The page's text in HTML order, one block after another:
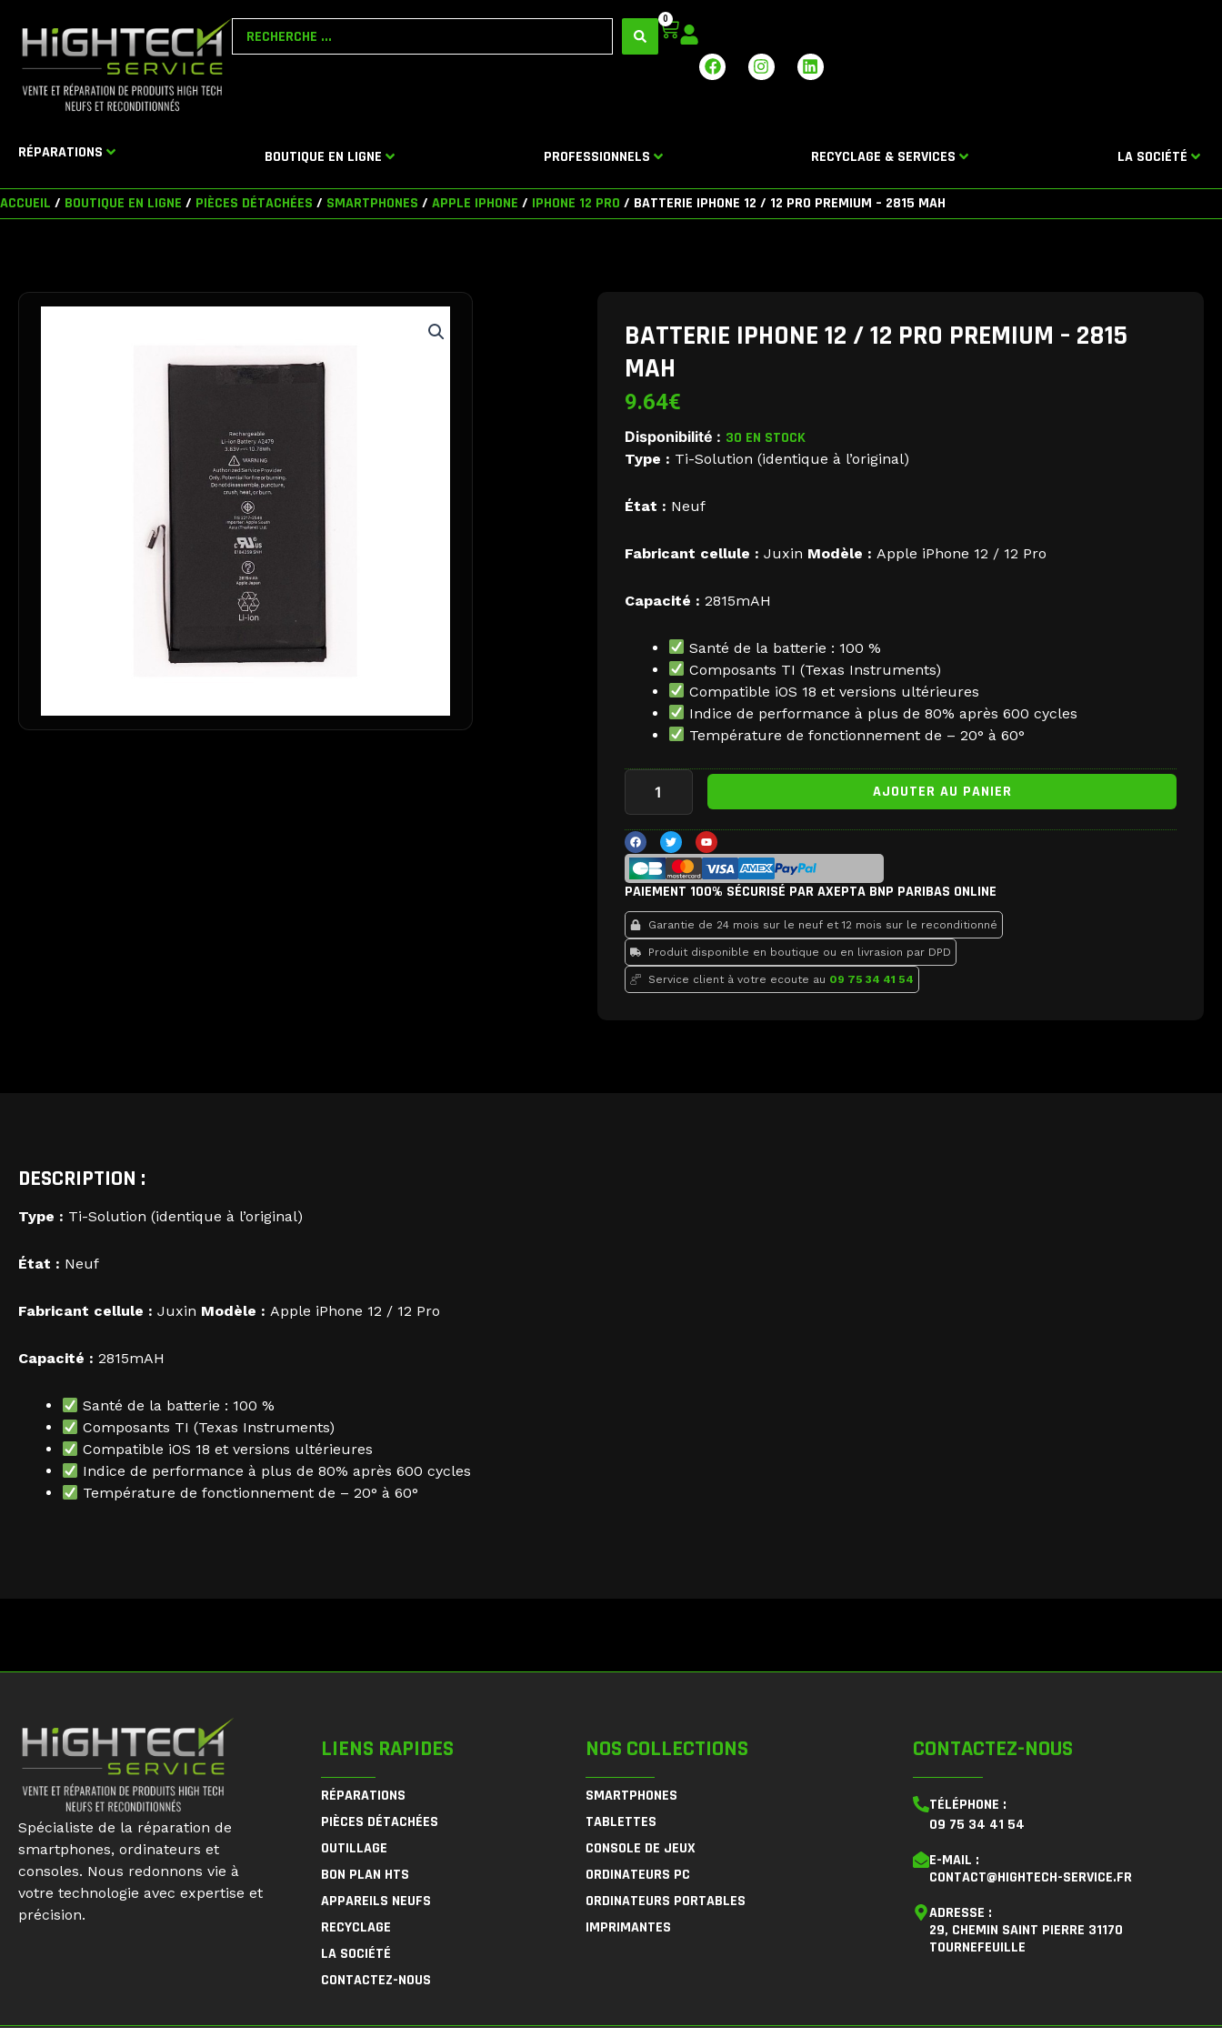
contenu
0
Panier
F
a
I
n
m
L
i
i
RÉPARATIONS BOUTIQUE EN LIGNE PROFESSIONNELS RECYCLAGE & SERVICES LA SOCIÉTÉ
ACCUEIL / BOUTIQUE EN LIGNE / PIÈCES DÉTACHÉES / SMARTPHONES / APPLE IPHONE / IPHONE 12 PRO / BATTERIE IPHONE 12 / 12 PRO PREMIUM – 2815 MAH
BATTERIE IPHONE 12 / 12 PRO PREMIUM – 2815
MAH
9.64€
Disponibilité : 30 EN STOCK
Type : Ti-Solution (identique à l’original)
État : Neuf
Fabricant cellule : Juxin Modèle : Apple iPhone 12 / 12 Pro
Capacité : 2815mAH
Santé de la batterie : 100 %
Composants TI (Texas Instruments)
Compatible iOS 18 et versions ultérieures
Indice de performance à plus de 80% après 600 cycles
Température de fonctionnement de – 20° à 60°
quantité
Batterie
iPhone
12
12
Premium
-
2815
mAH
AJOUTER AU PANIER
F
a
c
e
b
o
o
k
T
w
i
t
t
e
r
Y
o
u
t
u
b
e
PAIEMENT 100% SÉCURISÉ PAR AXEPTA BNP PARIBAS ONLINE
Garantie de 24 mois sur le neuf et 12 mois sur le reconditionné
Produit disponible en boutique ou en livrasion par DPD
Service client à votre ecoute au 09 75 34 41 54
DESCRIPTION :
Type : Ti-Solution (identique à l’original)
État : Neuf
Fabricant cellule : Juxin Modèle : Apple iPhone 12 / 12 Pro
Capacité : 2815mAH
Santé de la batterie : 100 %
Composants TI (Texas Instruments)
Compatible iOS 18 et versions ultérieures
Indice de performance à plus de 80% après 600 cycles
Température de fonctionnement de – 20° à 60°
Spécialiste de la réparation de
smartphones, ordinateurs et
consoles. Nous redonnons vie à
votre technologie avec expertise et
précision.
LIENS RAPIDES
RÉPARATIONS
PIÈCES DÉTACHÉES
OUTILLAGE
BON PLAN HTS
APPAREILS NEUFS
RECYCLAGE
LA SOCIÉTÉ
CONTACTEZ-NOUS
NOS COLLECTIONS
SMARTPHONES
TABLETTES
CONSOLE DE JEUX
ORDINATEURS PC
ORDINATEURS PORTABLES
IMPRIMANTES
CONTACTEZ-NOUS
TÉLÉPHONE :
09 75 34 41 54
E-MAIL :
CONTACT@HIGHTECH-SERVICE.FR
ADRESSE :
29, CHEMIN SAINT PIERRE 31170
TOURNEFEUILLE